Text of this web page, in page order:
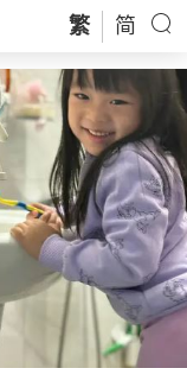
繁 简